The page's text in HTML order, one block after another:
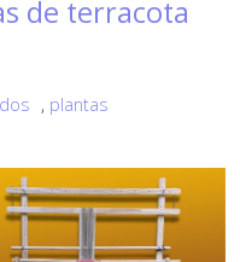
de terracota
, plantas